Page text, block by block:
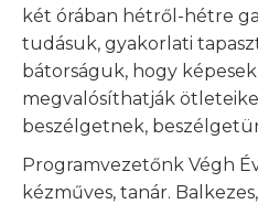
két órában hétről-hétre
tudásuk, gyakorlati
bátorságuk, hogy
megvalósíthatják
beszélgetnek,
Programvezetőnk Végh
kézműves, tanár.